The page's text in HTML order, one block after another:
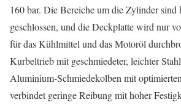
160 bar. Die Bereiche um die Zylinder sind
geschlossen, und die Deckplatte wird nur
für das Kühlmittel und das Motoröl
Kurbeltrieb mit geschmiedeter, leichter
Aluminium-Schmiedekolben mit
verbindet geringe Reibung mit hoher